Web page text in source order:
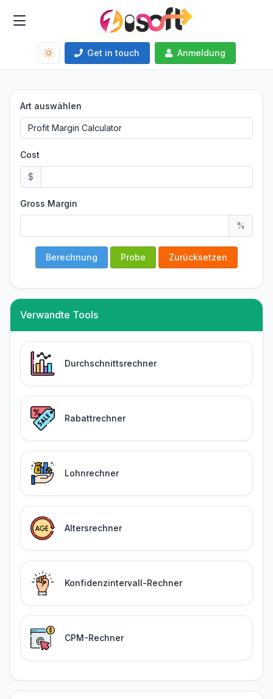
Get in touch Anmeldung
Art auswählen
Cost
$
Gross Margin
%
Berechnung Probe Zurücksetzen
Verwandte Tools
Durchschnittsrechner
Rabattrechner
Lohnrechner
Altersrechner
Konfidenzintervall-Rechner
CPM-Rechner